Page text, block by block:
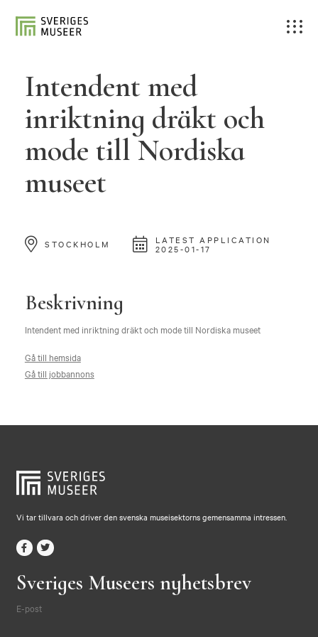
Intendent med
inriktning dräkt och
mode till Nordiska
museet
STOCKHOLM
LATEST APPLICATION
2025-01-17
Beskrivning
Intendent med inriktning dräkt och mode till Nordiska museet
Gå till hemsida
Gå till jobbannons
Vi tar tillvara och driver den svenska museisektorns gemensamma intressen.
Sveriges Museers nyhetsbrev
E-post